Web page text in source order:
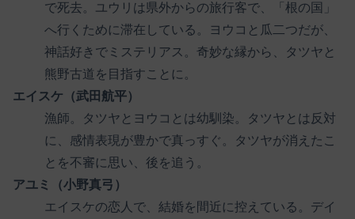
で死去。ユウリは県外からの旅行客で、「根の国」
へ行くために滞在している。ヨウコと瓜二つだが、
神話好きでミステリアス。奇妙な縁から、タツヤと
熊野古道を目指すことに。
エイスケ（武田航平）
漁師。タツヤとヨウコとは幼馴染。タツヤとは反対
に、感情表現が豊かで真っすぐ。タツヤが消えたこ
とを不審に思い、後を追う。
アユミ（小野真弓）
エイスケの恋人で、結婚を間近に控えている。デイ